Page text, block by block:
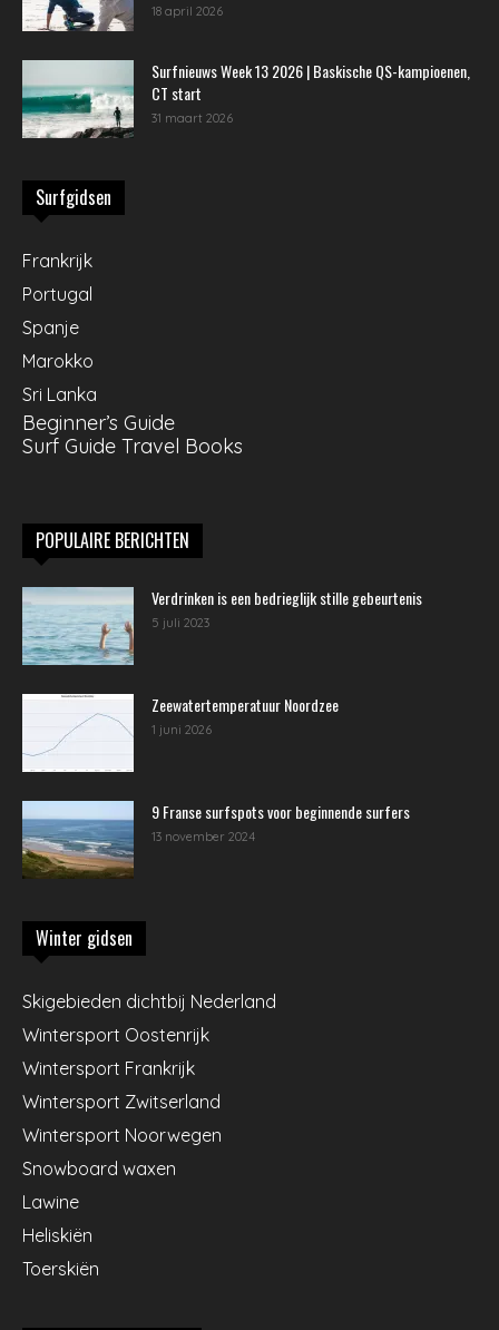
18 april 2026
Surfnieuws Week 13 2026 | Baskische QS-kampioenen,
CT start
31 maart 2026
Surfgidsen
Frankrijk
Portugal
Spanje
Marokko
Sri Lanka
Beginner’s Guide
Surf Guide Travel Books
POPULAIRE BERICHTEN
Verdrinken is een bedrieglijk stille gebeurtenis
5 juli 2023
Zeewatertemperatuur Noordzee
1 juni 2026
9 Franse surfspots voor beginnende surfers
13 november 2024
Winter gidsen
Skigebieden dichtbij Nederland
Wintersport Oostenrijk
Wintersport Frankrijk
Wintersport Zwitserland
Wintersport Noorwegen
Snowboard waxen
Lawine
Heliskiën
Toerskiën